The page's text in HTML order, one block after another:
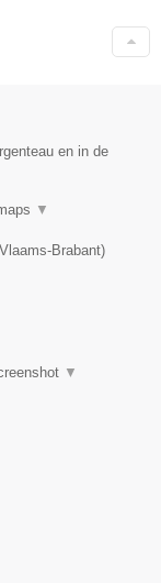
en in de
▼
Vlaams-Brabant)
▼